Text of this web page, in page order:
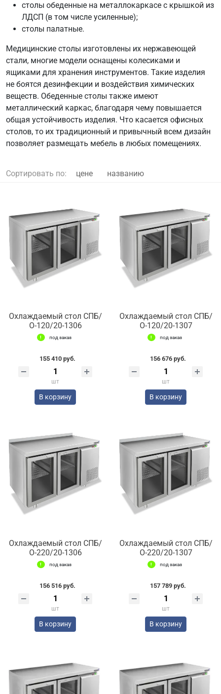
столы обеденные на металлокаркасе с крышкой из
ЛДСП (в том числе усиленные);
столы палатные.
Медицинские столы изготовлены их нержавеющей
стали, многие модели оснащены колесиками и
ящиками для хранения инструментов. Такие изделия
не боятся дезинфекции и воздействия химических
веществ. Обеденные столы также имеют
металлический каркас, благодаря чему повышается
общая устойчивость изделия. Что касается офисных
столов, то их традиционный и привычный всем дизайн
позволяет размещать мебель в любых помещениях.
Сортировать по: цене названию
Охлаждаемый стол СПБ/
О-120/20-1306
под заказ
155 410 руб.
шт
В корзину
Охлаждаемый стол СПБ/
О-120/20-1307
под заказ
156 676 руб.
шт
В корзину
Охлаждаемый стол СПБ/
О-220/20-1306
под заказ
156 516 руб.
шт
В корзину
Охлаждаемый стол СПБ/
О-220/20-1307
под заказ
157 789 руб.
шт
В корзину